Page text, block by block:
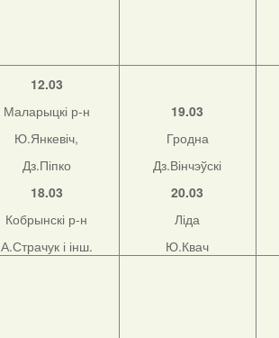
12.03
Маларыцкі р-н
Ю.Янкевіч,
Дз.Піпко
18.03
Кобрынскі р-н
А.Страчук і інш.
19.03
Гродна
Дз.Вінчэўскі
20.03
Ліда
Ю.Квач